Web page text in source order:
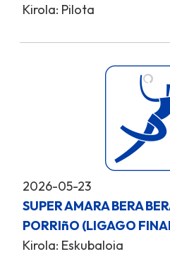
Kirola: Pilota
2026-05-23
SUPER AMARA BERA
PORRIñO (LIGAGO
Kirola: Eskubaloia